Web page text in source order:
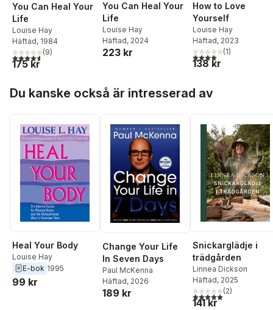
You Can Heal Your
Life
Louise Hay
Häftad, 1984
4,6utav 5 stjärnor. Totalt antal röster:
(9)
175 kr
You Can Heal Your
Life
Louise Hay
Häftad, 2024
223 kr
How to Love
Yourself
Louise Hay
Häftad, 2023
4,0utav 5 stjärnor.
(1)
138 kr
Du kanske också är intresserad av
Heal Your Body
Louise Hay
E-bok 1995
99 kr
Change Your Life
In Seven Days
Paul McKenna
Häftad, 2026
189 kr
Snickarglädje i
trädgården
Linnea Dickson
Häftad, 2025
5,0utav 5 stjärnor.
(2)
141 kr